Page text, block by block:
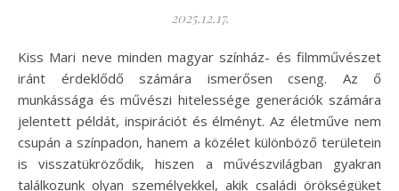
2025.12.17.
Kiss Mari neve minden magyar színház- és filmművészet
iránt érdeklődő számára ismerősen cseng. Az ő
munkássága és művészi hitelessége generációk számára
jelentett példát, inspirációt és élményt. Az életműve nem
csupán a színpadon, hanem a közélet különböző területein
is visszatükröződik, hiszen a művészvilágban gyakran
találkozunk olyan személyekkel, akik családi örökségüket